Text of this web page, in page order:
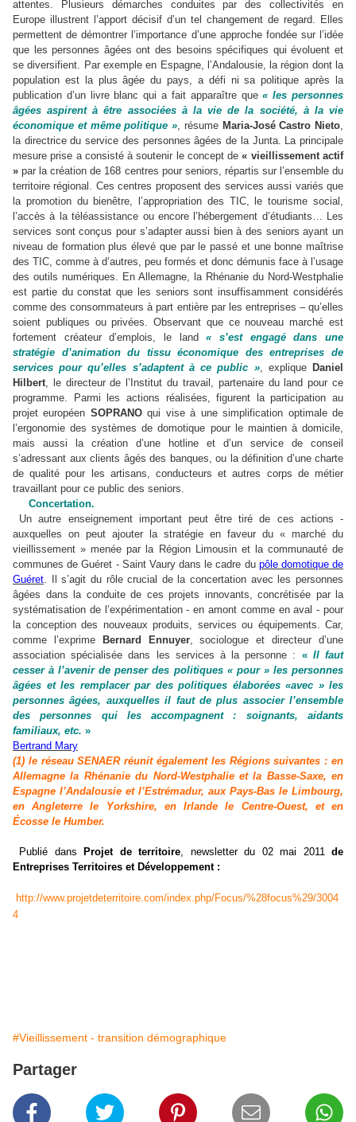
attentes. Plusieurs démarches conduites par des collectivités en
Europe illustrent l’apport décisif d’un tel changement de regard. Elles
permettent de démontrer l’importance d’une approche fondée sur l’idée
que les personnes âgées ont des besoins spécifiques qui évoluent et
se diversifient. Par exemple en Espagne, l’Andalousie, la région dont la
population est la plus âgée du pays, a défi ni sa politique après la
publication d’un livre blanc qui a fait apparaître que« les personnes
âgées aspirent à être associées à la vie de la société, à la vie
économique et même politique », résume Maria-José Castro Nieto,
la directrice du service des personnes âgées de la Junta. La principale
mesure prise a consisté à soutenir le concept de« vieillissement actif
» par la création de 168 centres pour seniors, répartis sur l’ensemble du
territoire régional. Ces centres proposent des services aussi variés que
la promotion du bienêtre, l’appropriation des TIC, le tourisme social,
l’accès à la téléassistance ou encore l’hébergement d’étudiants… Les
services sont conçus pour s’adapter aussi bien à des seniors ayant un
niveau de formation plus élevé que par le passé et une bonne maîtrise
des TIC, comme à d’autres, peu formés et donc démunis face à l’usage
des outils numériques. En Allemagne, la Rhénanie du Nord-Westphalie
est partie du constat que les seniors sont insuffisamment considérés
comme des consommateurs à part entière par les entreprises – qu’elles
soient publiques ou privées. Observant que ce nouveau marché est
fortement créateur d’emplois, le land« s’est engagé dans une
stratégie d’animation du tissu économique des entreprises de
services pour qu’elles s’adaptent à ce public », explique Daniel
Hilbert, le directeur de l’Institut du travail, partenaire du land pour ce
programme. Parmi les actions réalisées, figurent la participation au
projet européen SOPRANOqui vise à une simplification optimale de
l’ergonomie des systèmes de domotique pour le maintien à domicile,
mais aussi la création d’une hotline et d’un service de conseil
s’adressant aux clients âgés des banques, ou la définition d’une charte
de qualité pour les artisans, conducteurs et autres corps de métier
travaillant pour ce public des seniors.
Concertation.
Un autre enseignement important peut être tiré de ces actions -
auxquelles on peut ajouter la stratégie en faveur du « marché du
vieillissement » menée par la Région Limousin et la communauté de
communes de Guéret - Saint Vaury dans le cadre du pôle domotique de
Guéret. Il s’agit du rôle crucial de la concertation avec les personnes
âgées dans la conduite de ces projets innovants, concrétisée par la
systématisation de l’expérimentation - en amont comme en aval - pour
la conception des nouveaux produits, services ou équipements. Car,
comme l’exprime
Bernard Ennuyer, sociologue et directeur d’une
association spécialisée dans les services à la personne : « Il faut
cesser à l’avenir de penser des politiques « pour » les personnes
âgées et les remplacer par des politiques élaborées «avec » les
personnes âgées, auxquelles il faut de plus associer l’ensemble
des personnes qui les accompagnent : soignants, aidants
familiaux, etc. »
Bertrand Mary
(1) le réseau SENAER réunit également les Régions suivantes : en
Allemagne la Rhénanie du Nord-Westphalie et la Basse-Saxe, en
Espagne l’Andalousie et l’Estrémadur, aux Pays-Bas le Limbourg,
en Angleterre le Yorkshire, en Irlande le Centre-Ouest, et en
Écosse le Humber.
Publié dans Projet de territoire, newsletter du 02 mai 2011de
Entreprises Territoires et Développement :
http://www.projetdeterritoire.com/index.php/Focus/%28focus%29/3004
4
#Vieillissement - transition démographique
Partager